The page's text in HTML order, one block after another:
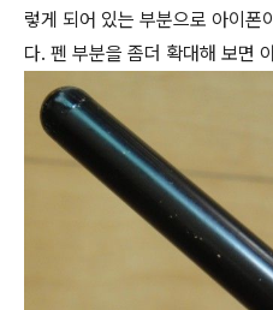
렇게 되어 있는 부분으로 아이폰
다. 펜 부분을 좀더 확대해 보면